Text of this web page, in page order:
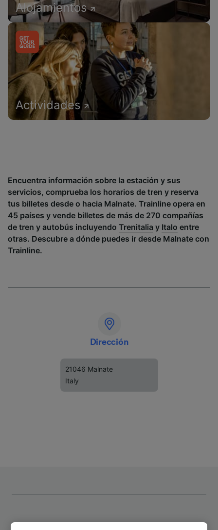
Alojamientos
Actividades
Encuentra información sobre la estación y sus
servicios, comprueba los horarios de tren y reserva
tus billetes desde o hacia Malnate. Trainline opera en
45 países y vende billetes de más de 270 compañías
de tren y autobús incluyendo Trenitalia y Italo entre
otras. Descubre a dónde puedes ir desde Malnate con
Trainline.
Dirección
21046 Malnate
Italy